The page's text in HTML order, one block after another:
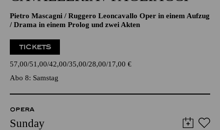
Pietro Mascagni / Ruggero Leoncavallo Oper in einem Aufzug
/ Drama in einem Prolog und zwei Akten
TICKETS
57,00 51,00 42,00 35,00 28,00 17,00 €
Abo 8: Samstag
OPERA
Sunday